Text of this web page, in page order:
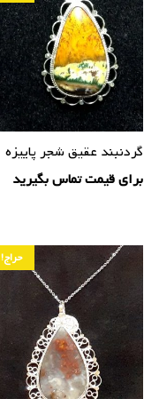
گردنبند عقیق شجر پاییزه
برای قیمت تماس بگیرید
حراج!